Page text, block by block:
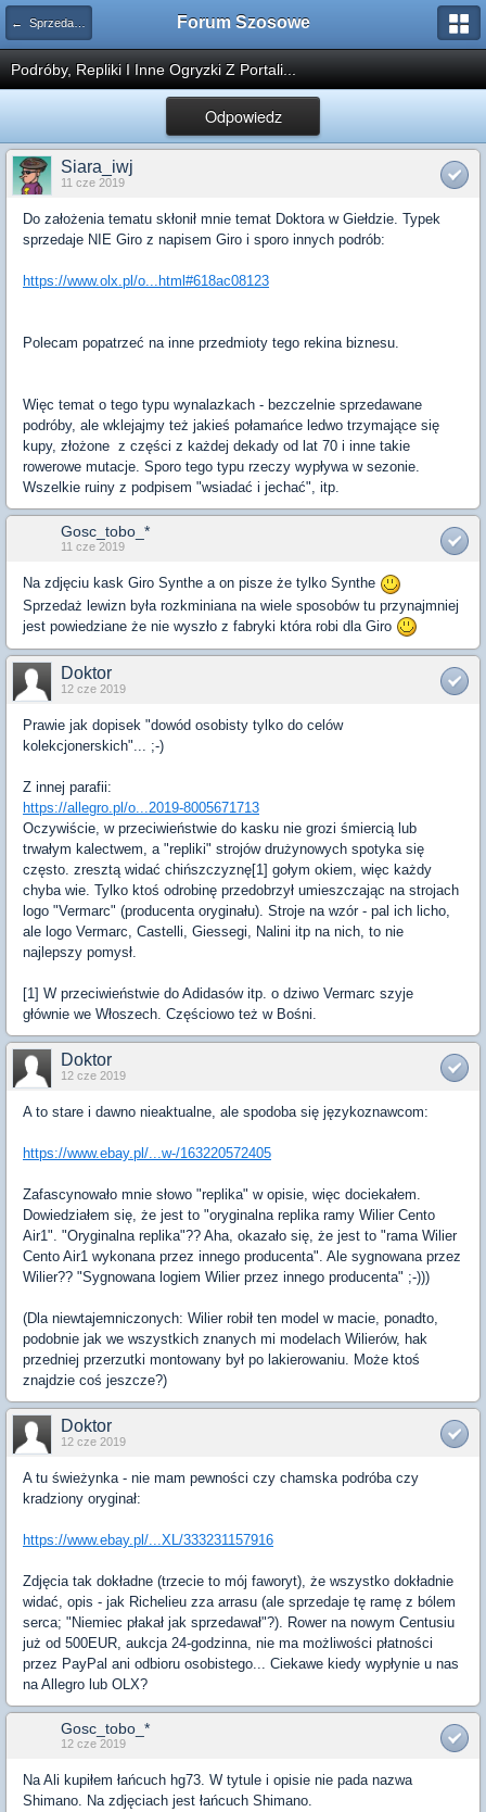
← Sprzedam - linki do allegro, olx, itp. Forum Szosowe
Podróby, Repliki I Inne Ogryzki Z Portali...
Odpowiedz
Siara_iwj
11 cze 2019
Do założenia tematu skłonił mnie temat Doktora w Giełdzie. Typek
sprzedaje NIE Giro z napisem Giro i sporo innych podrób:
https://www.olx.pl/o...html#618ac08123
Polecam popatrzeć na inne przedmioty tego rekina biznesu.
Więc temat o tego typu wynalazkach - bezczelnie sprzedawane
podróby, ale wklejajmy też jakieś połamańce ledwo trzymające się
kupy, złożone z części z każdej dekady od lat 70 i inne takie
rowerowe mutacje. Sporo tego typu rzeczy wypływa w sezonie.
Wszelkie ruiny z podpisem "wsiadać i jechać", itp.
Gosc_tobo_*
11 cze 2019
Na zdjęciu kask Giro Synthe a on pisze że tylko Synthe
Sprzedaż lewizn była rozkminiana na wiele sposobów tu przynajmniej
jest powiedziane że nie wyszło z fabryki która robi dla Giro
Doktor
12 cze 2019
Prawie jak dopisek "dowód osobisty tylko do celów
kolekcjonerskich"... ;-)
Z innej parafii:
https://allegro.pl/o...2019-8005671713
Oczywiście, w przeciwieństwie do kasku nie grozi śmiercią lub
trwałym kalectwem, a "repliki" strojów drużynowych spotyka się
często. zresztą widać chińszczyznę[1] gołym okiem, więc każdy
chyba wie. Tylko ktoś odrobinę przedobrzył umieszczając na strojach
logo "Vermarc" (producenta oryginału). Stroje na wzór - pal ich licho,
ale logo Vermarc, Castelli, Giessegi, Nalini itp na nich, to nie
najlepszy pomysł.
[1] W przeciwieństwie do Adidasów itp. o dziwo Vermarc szyje
głównie we Włoszech. Częściowo też w Bośni.
Doktor
12 cze 2019
A to stare i dawno nieaktualne, ale spodoba się językoznawcom:
https://www.ebay.pl/...w-/163220572405
Zafascynowało mnie słowo "replika" w opisie, więc dociekałem.
Dowiedziałem się, że jest to "oryginalna replika ramy Wilier Cento
Air1". "Oryginalna replika"?? Aha, okazało się, że jest to "rama Wilier
Cento Air1 wykonana przez innego producenta". Ale sygnowana przez
Wilier?? "Sygnowana logiem Wilier przez innego producenta" ;-)))
(Dla niewtajemniczonych: Wilier robił ten model w macie, ponadto,
podobnie jak we wszystkich znanych mi modelach Wilierów, hak
przedniej przerzutki montowany był po lakierowaniu. Może ktoś
znajdzie coś jeszcze?)
Doktor
12 cze 2019
A tu świeżynka - nie mam pewności czy chamska podróba czy
kradziony oryginał:
https://www.ebay.pl/...XL/333231157916
Zdjęcia tak dokładne (trzecie to mój faworyt), że wszystko dokładnie
widać, opis - jak Richelieu zza arrasu (ale sprzedaje tę ramę z bólem
serca; "Niemiec płakał jak sprzedawał"?). Rower na nowym Centusiu
już od 500EUR, aukcja 24-godzinna, nie ma możliwości płatności
przez PayPal ani odbioru osobistego... Ciekawe kiedy wypłynie u nas
na Allegro lub OLX?
Gosc_tobo_*
12 cze 2019
Na Ali kupiłem łańcuch hg73. W tytule i opisie nie pada nazwa
Shimano. Na zdjęciach jest łańcuch Shimano.